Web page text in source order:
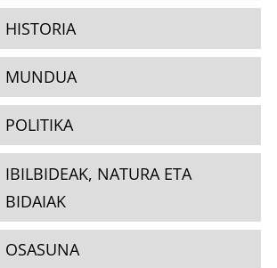
HISTORIA
MUNDUA
POLITIKA
IBILBIDEAK, NATURA ETA
BIDAIAK
OSASUNA